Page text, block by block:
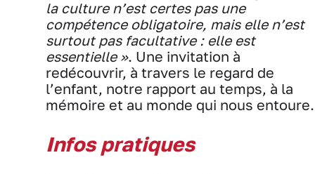
la culture n’est certes pas une
compétence obligatoire, mais elle n’est
surtout pas facultative : elle est
essentielle ». Une invitation à
redécouvrir, à travers le regard de
l’enfant, notre rapport au temps, à la
mémoire et au monde qui nous entoure.
Infos pratiques